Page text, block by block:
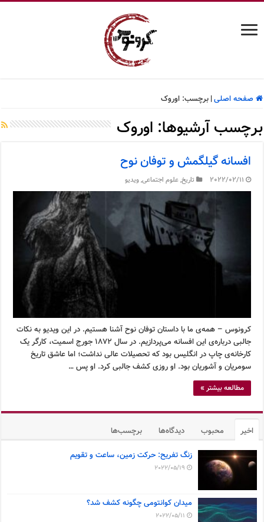
صفحه اصلی| برچسب:اوروک
برچسب آرشیوها: اوروک
افسانه گیلگمش و توفان نوح
2022/02/11 تاریخ,علوم اجتماعی,ویدیو
کرونوس – همه‌ی ما با داستان توفان نوح آشنا هستیم. در این ویدیو به نکات
جالبی درباره‌ی این افسانه می‌پردازیم. در سال ۱۸۷۲ جورج اسمیت، کارگر یک
کارخانه‌ی چاپ در انگلیس بود که تحصیلات عالی نداشت؛ اما عاشق تاریخ
سومریان و آشوریان بود. او روزی کشف جالبی کرد. او پس …
مطالعه بیشتر »
اخیر محبوب دیدگاه‌ها برچسب‌ها
زنگ تفریح: حرکت زمین، ساعت و تقویم
2022/05/19
میدان کوانتومی چگونه کشف شد؟
2022/05/11